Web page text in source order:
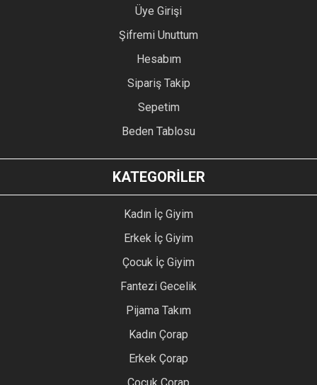
Üye Girişi
Şifremi Unuttum
Hesabım
Sipariş Takip
Sepetim
Beden Tablosu
KATEGORİLER
Kadın İç Giyim
Erkek İç Giyim
Çocuk İç Giyim
Fantezi Gecelik
Pijama Takım
Kadın Çorap
Erkek Çorap